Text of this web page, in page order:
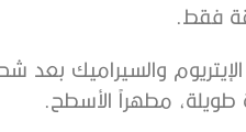
والسيراميك بعد
مطهراً الأسطح.